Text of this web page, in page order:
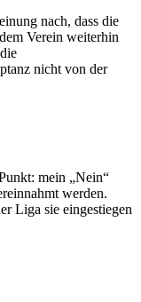
nach, dass die
Verein weiterhin
nicht von der
mein „Nein“
werden.
Liga sie eingestiegen